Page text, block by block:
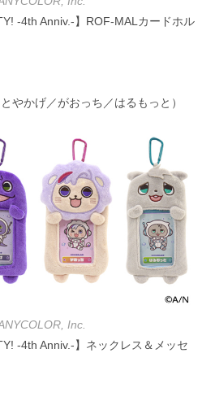
-4th Anniv.-】ROF-MALカードホル
やかげ／がおっち／はるもっと）
Inc.
-4th Anniv.-】ネックレス＆メッセ